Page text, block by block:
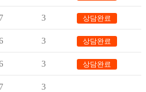
3 상담완료
3 상담완료
3 상담완료
3